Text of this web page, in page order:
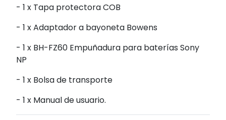
- 1 x Tapa protectora COB
- 1 x Adaptador a bayoneta Bowens
- 1 x BH-FZ60 Empuñadura para baterías Sony
NP
- 1 x Bolsa de transporte
- 1 x Manual de usuario.